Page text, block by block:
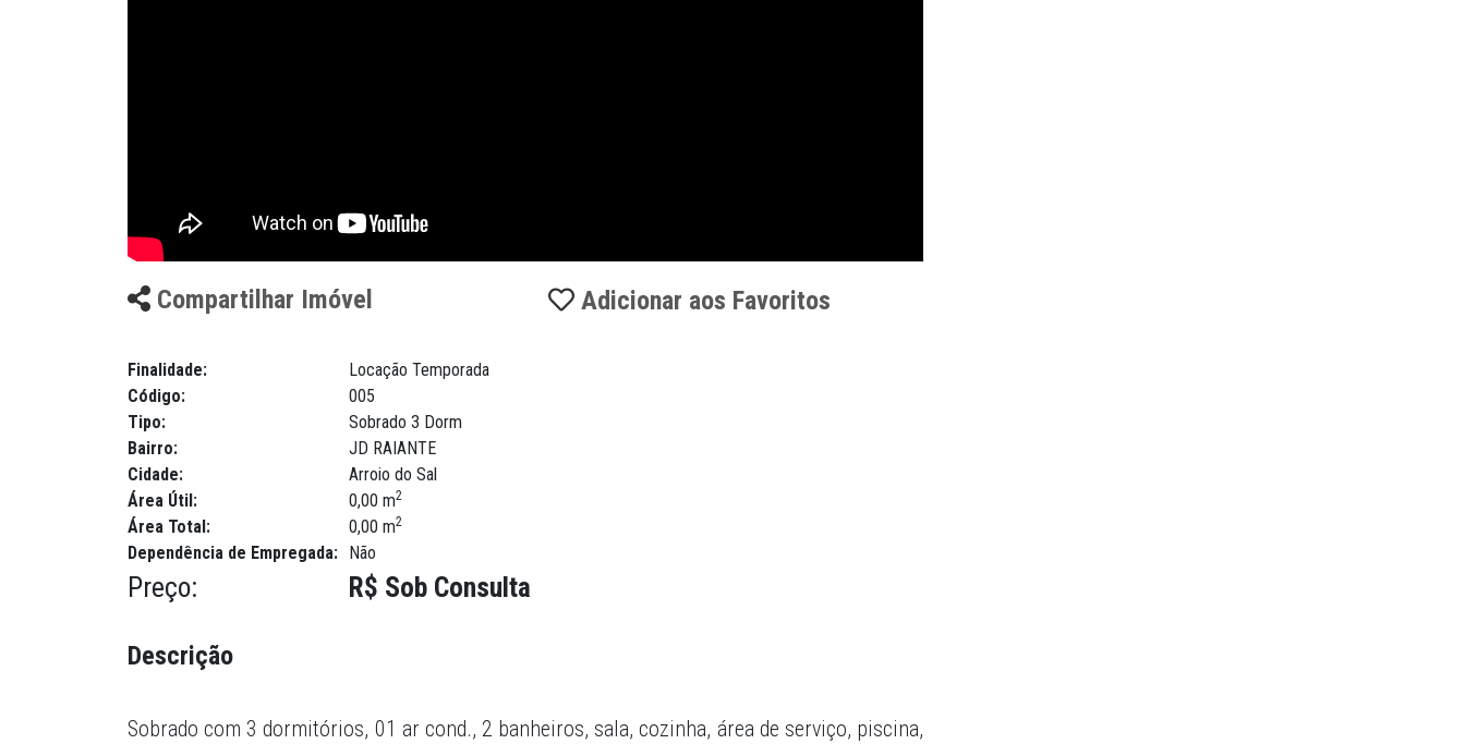
Compartilhar Imóvel Adicionar aos Favoritos
Finalidade:
Código:
Tipo:
Bairro:
Cidade:
Área Útil:
Área Total:
Dependência de Empregada:
Preço:
Locação Temporada
005
Sobrado 3 Dorm
JD RAIANTE
Arroio do Sal
0,00 m2
0,00 m2
Não
R$ Sob Consulta
Descrição
Sobrado com 3 dormitórios, 01 ar cond., 2 banheiros, sala, cozinha, área de serviço, piscina,